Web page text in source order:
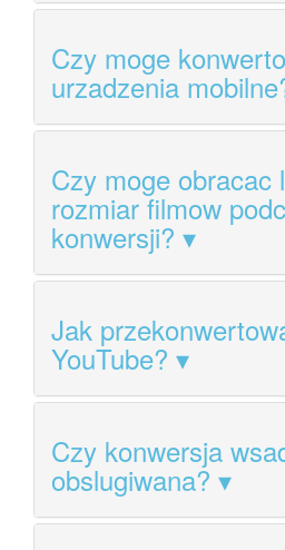
Czy moge
urzadzenia
Czy moge obracac
rozmiar filmow
konwersji?
Jak
YouTube?
Czy konwersja
obslugiwana?